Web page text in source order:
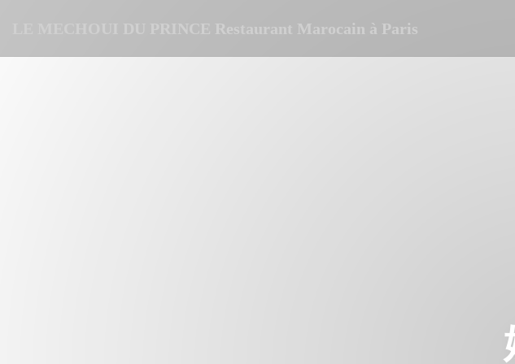
LE MECHOUI DU PRINCE Restaurant Marocain à Paris